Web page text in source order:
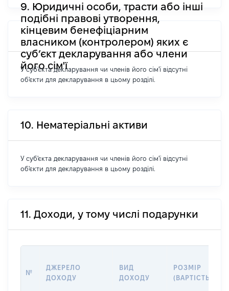
9. Юридичні особи, трасти або інші
подібні правові утворення,
кінцевим бенефіціарним
власником (контролером) яких є
суб’єкт декларування або члени
його сім'ї
У суб'єкта декларування чи членів його сім'ї відсутні
об'єкти для декларування в цьому розділі.
10. Нематеріальні активи
У суб'єкта декларування чи членів його сім'ї відсутні
об'єкти для декларування в цьому розділі.
11. Доходи, у тому числі подарунки
№
ДЖЕРЕЛО
ДОХОДУ
ВИД
ДОХОДУ
РОЗМІР
(ВАРТІСТЬ)